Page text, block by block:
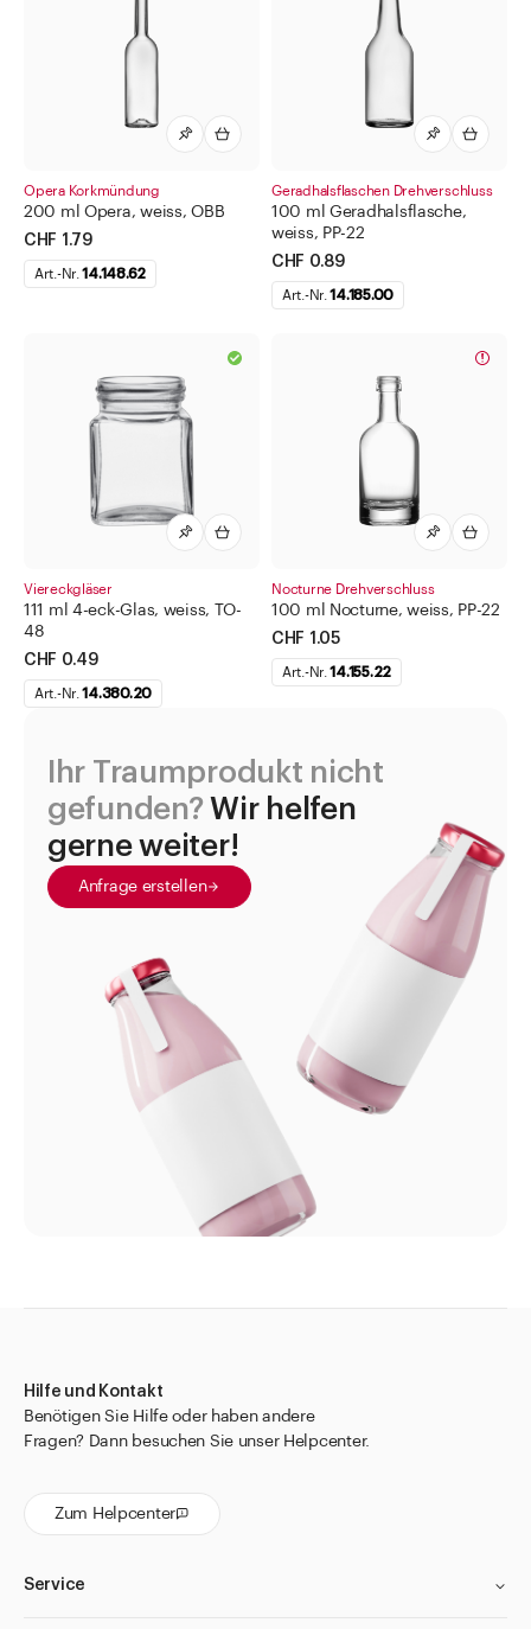
Opera Korkmündung
200 ml Opera, weiss, OBB
CHF 1.79
Art.-Nr.14.148.62
Geradhalsflaschen Drehverschluss
100 ml Geradhalsflasche,
weiss, PP-22
CHF 0.89
Art.-Nr.14.185.00
Viereckgläser
111 ml 4-eck-Glas, weiss, TO-
48
CHF 0.49
Art.-Nr.14.380.20
Nocturne Drehverschluss
100 ml Nocturne, weiss, PP-22
CHF 1.05
Art.-Nr.14.155.22
Ihr Traumprodukt nicht
gefunden? Wir helfen
gerne weiter!
Anfrage erstellen
Hilfe und Kontakt
Benötigen Sie Hilfe oder haben andere
Fragen? Dann besuchen Sie unser Helpcenter.
Zum Helpcenter
Service